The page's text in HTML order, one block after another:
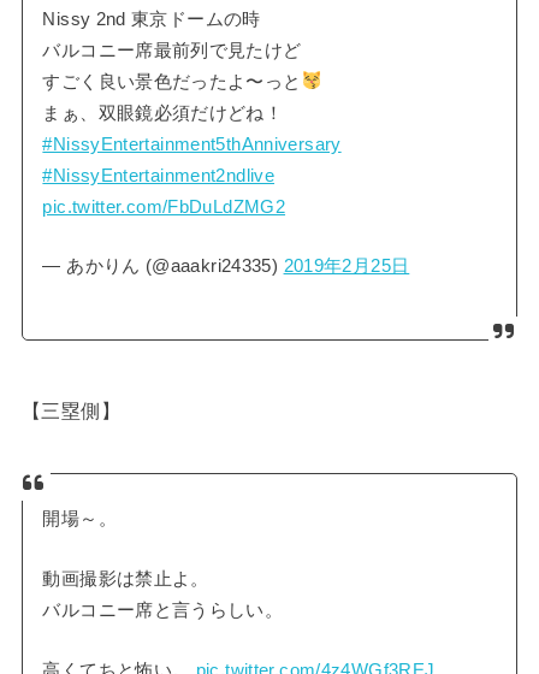
Nissy 2nd 東京ドームの時
バルコニー席最前列で見たけど
すごく良い景色だったよ〜っと
まぁ、双眼鏡必須だけどね！
#NissyEntertainment5thAnniversary
#NissyEntertainment2ndlive
pic.twitter.com/FbDuLdZMG2
— あかりん (@aaakri24335) 2019年2月25日
【三塁側】
開場～。
動画撮影は禁止よ。
バルコニー席と言うらしい。
高くてちと怖い。 pic.twitter.com/4z4WGf3REJ